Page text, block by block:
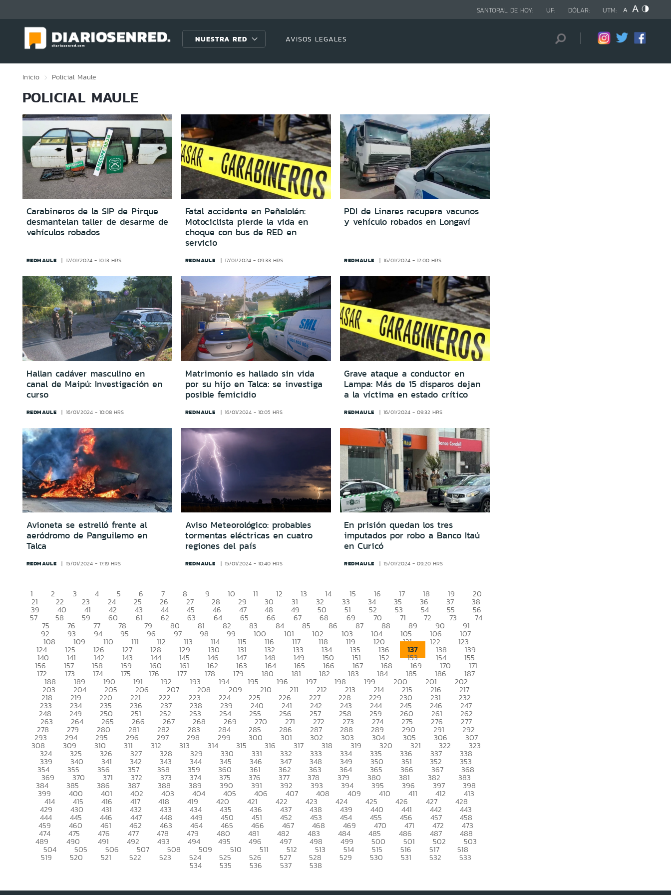
SANTORAL DE HOY: UF: DÓLAR: UTM:
NUESTRA RED AVISOS LEGALES
Inicio Policial Maule
POLICIAL MAULE
Carabineros de la SIP de Pirque
desmantelan taller de desarme de
vehículos robados
REDMAULE 17/01/2024 - 10:13 HRS
Fatal accidente en Peñalolén:
Motociclista pierde la vida en
choque con bus de RED en
servicio
REDMAULE 17/01/2024 - 09:33 HRS
PDI de Linares recupera vacunos
y vehículo robados en Longaví
REDMAULE 16/01/2024 - 12:00 HRS
Hallan cadáver masculino en
canal de Maipú: Investigación en
curso
REDMAULE 16/01/2024 - 10:08 HRS
Matrimonio es hallado sin vida
por su hijo en Talca: se investiga
posible femicidio
REDMAULE 16/01/2024 - 10:05 HRS
Grave ataque a conductor en
Lampa: Más de 15 disparos dejan
a la víctima en estado crítico
REDMAULE 16/01/2024 - 09:32 HRS
Avioneta se estrelló frente al
aeródromo de Panguilemo en
Talca
REDMAULE 15/01/2024 - 17:19 HRS
Aviso Meteorológico: probables
tormentas eléctricas en cuatro
regiones del país
REDMAULE 15/01/2024 - 10:40 HRS
En prisión quedan los tres
imputados por robo a Banco Itaú
en Curicó
REDMAULE 15/01/2024 - 09:20 HRS
1 2 3 4 5 6 7 8 9 10 11 12 13 14 15 16 17 18 19 20
21 22 23 24 25 26 27 28 29 30 31 32 33 34 35 36 37 38
39 40 41 42 43 44 45 46 47 48 49 50 51 52 53 54 55 56
57 58 59 60 61 62 63 64 65 66 67 68 69 70 71 72 73 74
75 76 77 78 79 80 81 82 83 84 85 86 87 88 89 90 91
92 93 94 95 96 97 98 99 100 101 102 103 104 105 106 107
108 109 110 111 112 113 114 115 116 117 118 119 120 121 122 123
124 125 126 127 128 129 130 131 132 133 134 135 136 137 138 139
140 141 142 143 144 145 146 147 148 149 150 151 152 153 154 155
156 157 158 159 160 161 162 163 164 165 166 167 168 169 170 171
172 173 174 175 176 177 178 179 180 181 182 183 184 185 186 187
188 189 190 191 192 193 194 195 196 197 198 199 200 201 202
203 204 205 206 207 208 209 210 211 212 213 214 215 216 217
218 219 220 221 222 223 224 225 226 227 228 229 230 231 232
233 234 235 236 237 238 239 240 241 242 243 244 245 246 247
248 249 250 251 252 253 254 255 256 257 258 259 260 261 262
263 264 265 266 267 268 269 270 271 272 273 274 275 276 277
278 279 280 281 282 283 284 285 286 287 288 289 290 291 292
293 294 295 296 297 298 299 300 301 302 303 304 305 306 307
308 309 310 311 312 313 314 315 316 317 318 319 320 321 322 323
324 325 326 327 328 329 330 331 332 333 334 335 336 337 338
339 340 341 342 343 344 345 346 347 348 349 350 351 352 353
354 355 356 357 358 359 360 361 362 363 364 365 366 367 368
369 370 371 372 373 374 375 376 377 378 379 380 381 382 383
384 385 386 387 388 389 390 391 392 393 394 395 396 397 398
399 400 401 402 403 404 405 406 407 408 409 410 411 412 413
414 415 416 417 418 419 420 421 422 423 424 425 426 427 428
429 430 431 432 433 434 435 436 437 438 439 440 441 442 443
444 445 446 447 448 449 450 451 452 453 454 455 456 457 458
459 460 461 462 463 464 465 466 467 468 469 470 471 472 473
474 475 476 477 478 479 480 481 482 483 484 485 486 487 488
489 490 491 492 493 494 495 496 497 498 499 500 501 502 503
504 505 506 507 508 509 510 511 512 513 514 515 516 517 518
519 520 521 522 523 524 525 526 527 528 529 530 531 532 533
534 535 536 537 538